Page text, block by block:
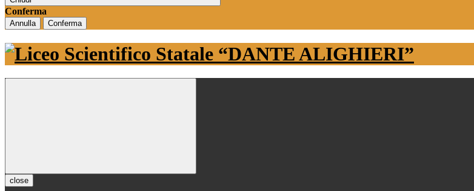
Conferma
Annulla Conferma
close